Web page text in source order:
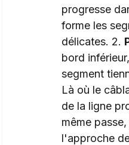
progresse
forme les
délicates. 2.
bord
segment
Là où le
de la ligne
même
l'approche